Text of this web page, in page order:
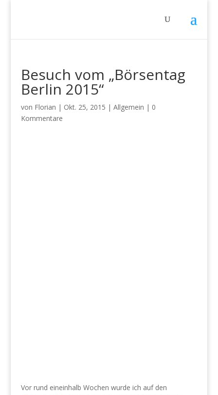
Besuch vom „Börsentag
Berlin 2015“
von Florian | Okt. 25, 2015 | Allgemein | 0
Kommentare
Vor rund eineinhalb Wochen wurde ich auf den